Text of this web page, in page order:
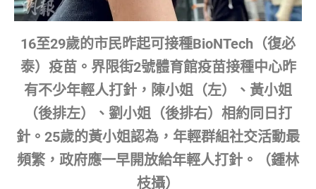
16至29歲的市民昨起可接種BioNTech（復必
泰）疫苗。界限街2號體育館疫苗接種中心昨
有不少年輕人打針，陳小姐（左）、黃小姐
（後排左）、劉小姐（後排右）相約同日打
針。25歲的黃小姐認為，年輕群組社交活動最
頻繁，政府應一早開放給年輕人打針。（鍾林
枝攝）